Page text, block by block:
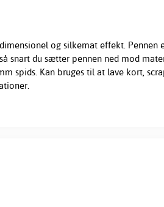
og silkemat effekt. Pennen
snart du sætter pennen ned mod
spids. Kan bruges til at lave kort,